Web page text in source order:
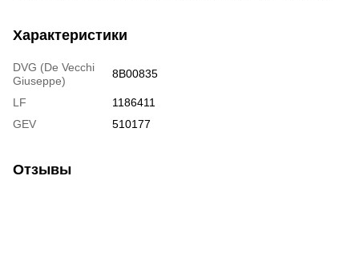
Характеристики
DVG (De Vecchi
Giuseppe)
8B00835
LF
1186411
GEV
510177
Отзывы